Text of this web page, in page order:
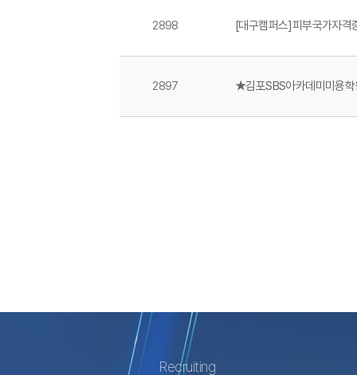
2898 [대구캠퍼스]피부국가자격
2897 ★김포SBS아카데미미용
Recruiting